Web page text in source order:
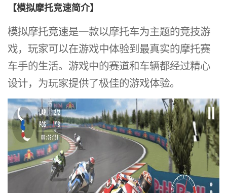
【模拟摩托竞速简介】
模拟摩托竞速是一款以摩托车为主题的竞技游
戏，玩家可以在游戏中体验到最真实的摩托赛
车手的生活。游戏中的赛道和车辆都经过精心
设计，为玩家提供了极佳的游戏体验。